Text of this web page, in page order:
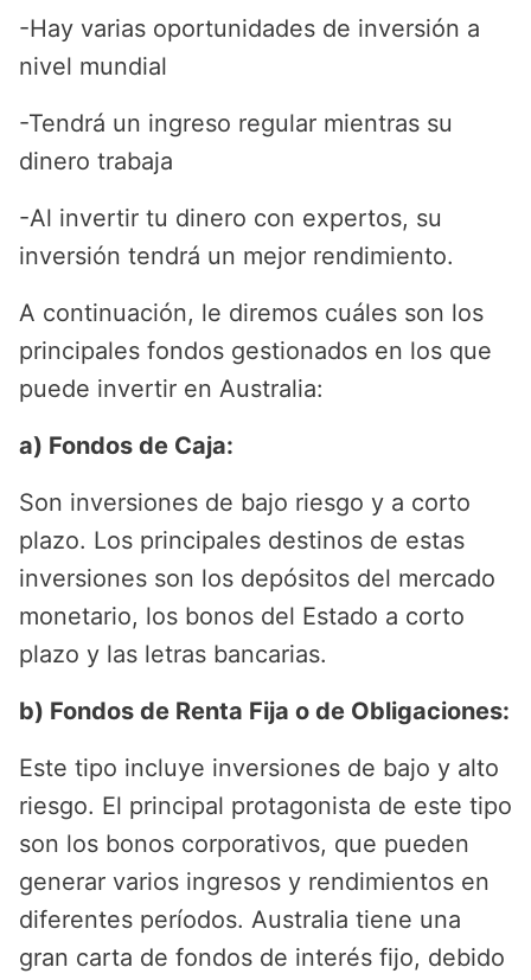
-Hay varias oportunidades de inversión a
nivel mundial
-Tendrá un ingreso regular mientras su
dinero trabaja
-Al invertir tu dinero con expertos, su
inversión tendrá un mejor rendimiento.
A continuación, le diremos cuáles son los
principales fondos gestionados en los que
puede invertir en Australia:
a) Fondos de Caja:
Son inversiones de bajo riesgo y a corto
plazo. Los principales destinos de estas
inversiones son los depósitos del mercado
monetario, los bonos del Estado a corto
plazo y las letras bancarias.
b) Fondos de Renta Fija o de Obligaciones:
Este tipo incluye inversiones de bajo y alto
riesgo. El principal protagonista de este tipo
son los bonos corporativos, que pueden
generar varios ingresos y rendimientos en
diferentes períodos. Australia tiene una
gran carta de fondos de interés fijo, debido